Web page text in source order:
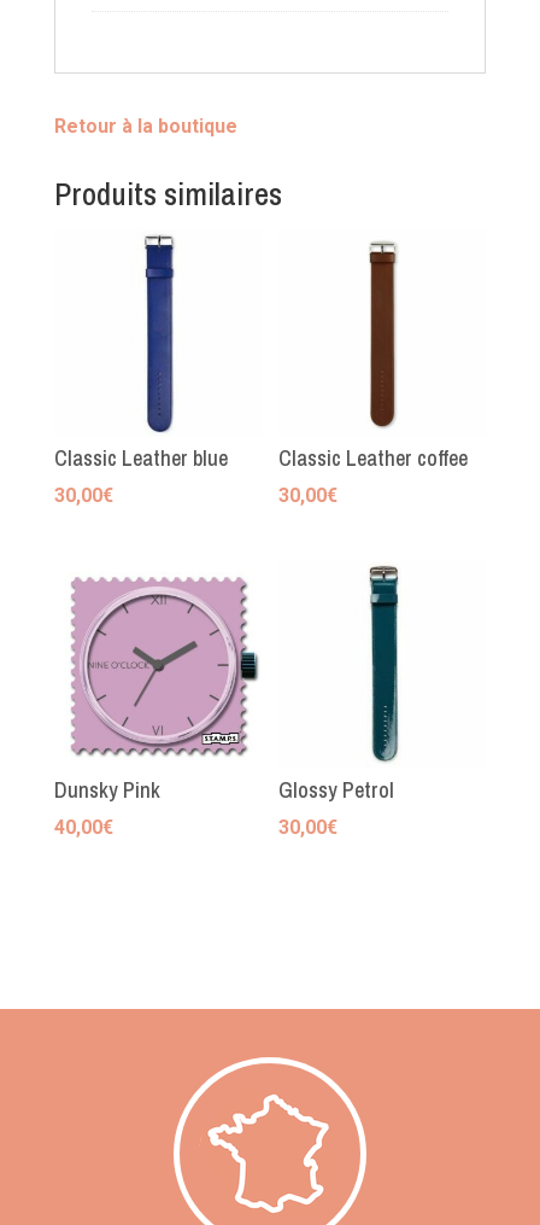
Retour à la boutique
Produits similaires
Classic Leather blue
30,00€
Classic Leather coffee
30,00€
Dunsky Pink
40,00€
Glossy Petrol
30,00€